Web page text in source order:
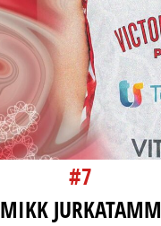
#7
MIKK JURKATAMM